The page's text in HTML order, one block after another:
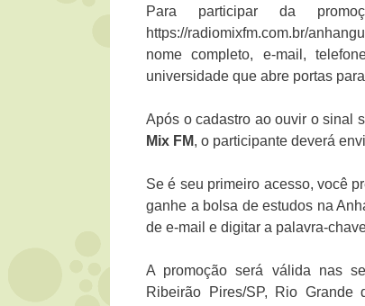
Para participar da
https://radiomixfm.com.br/
nome completo, e-mail,
universidade que abre portas
Após o cadastro ao ouvir o sinal
Mix FM, o participante deverá
Se é seu primeiro acesso, você
ganhe a bolsa de estudos na
de e-mail e digitar a palavra-
A promoção será válida nas
Ribeirão Pires/SP, Rio Grande